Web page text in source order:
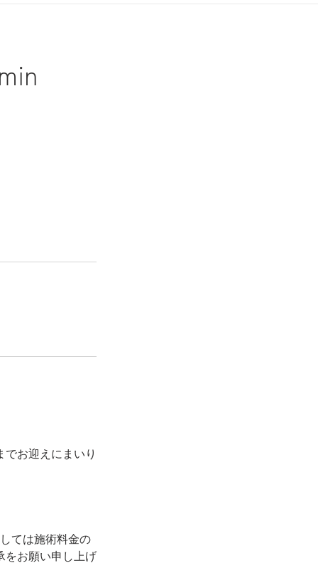
お迎えにまいり
ては施術料金の
をお願い申し上げ